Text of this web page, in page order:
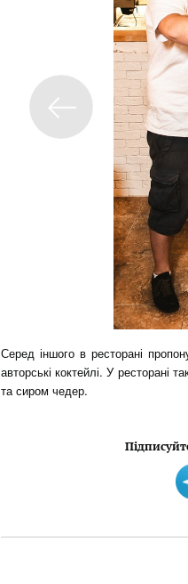
Серед іншого в ресторані
авторські коктейлі. У ресторані
та сиром чедер.